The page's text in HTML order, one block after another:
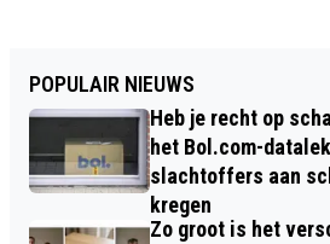
POPULAIR NIEUWS
Heb je recht op
het Bol.com-
slachtoffers aan
kregen
Zo groot is het